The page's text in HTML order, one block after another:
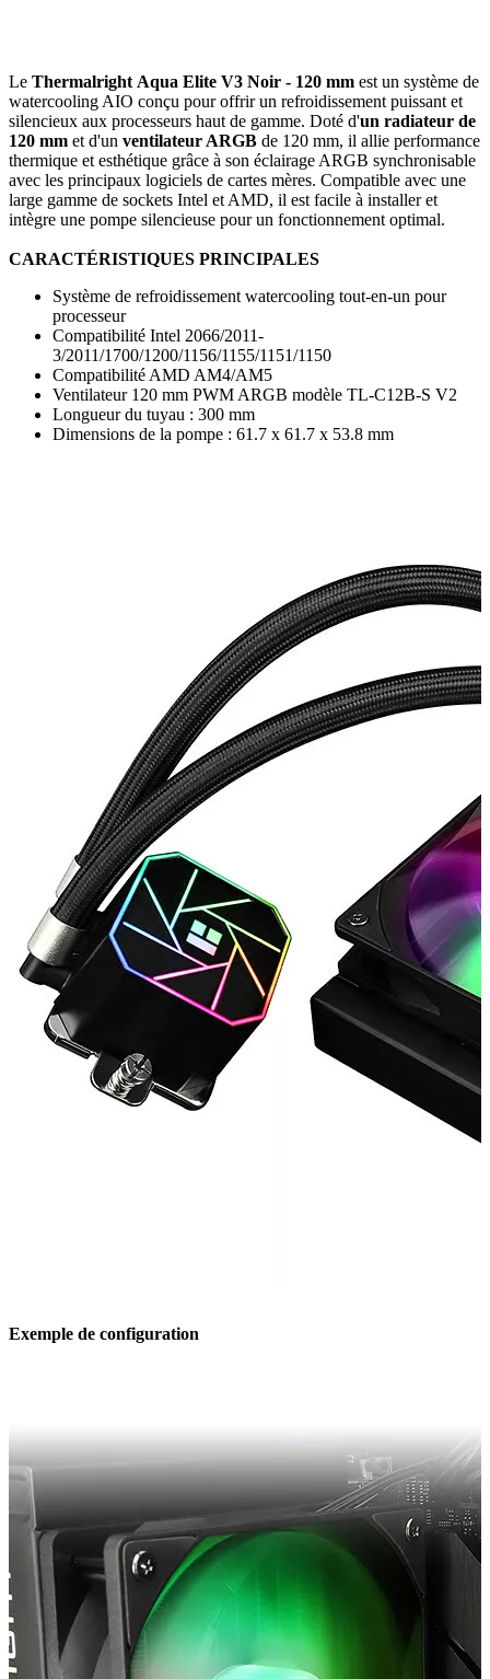
Le Thermalright Aqua Elite V3 Noir - 120 mm est un système de
watercooling AIO conçu pour offrir un refroidissement puissant et
silencieux aux processeurs haut de gamme. Doté d'un radiateur de
120 mm et d'un ventilateur ARGB de 120 mm, il allie performance
thermique et esthétique grâce à son éclairage ARGB synchronisable
avec les principaux logiciels de cartes mères. Compatible avec une
large gamme de sockets Intel et AMD, il est facile à installer et
intègre une pompe silencieuse pour un fonctionnement optimal.
CARACTÉRISTIQUES PRINCIPALES
Système de refroidissement watercooling tout-en-un pour
processeur
Compatibilité Intel 2066/2011-
3/2011/1700/1200/1156/1155/1151/1150
Compatibilité AMD AM4/AM5
Ventilateur 120 mm PWM ARGB modèle TL-C12B-S V2
Longueur du tuyau : 300 mm
Dimensions de la pompe : 61.7 x 61.7 x 53.8 mm
Exemple de configuration